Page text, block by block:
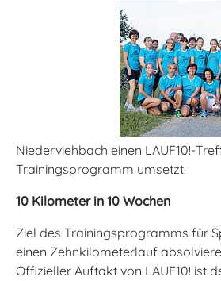
Niederviehbach einen LAUF10!-
Trainingsprogramm umsetzt.
10 Kilometer in 10 Wochen
Ziel des Trainingsprogramms für
einen Zehnkilometerlauf
Offizieller Auftakt von LAUF10! ist